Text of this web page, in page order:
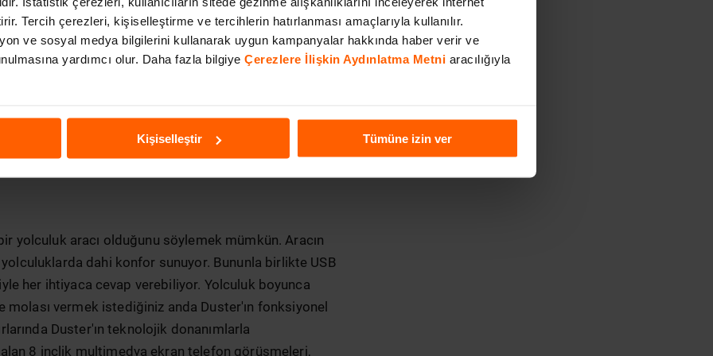
Tercih çerezleri, kişiselleştirme ve tercihlerin hatırlanması amaçlarıyla kullanılır.
ve sosyal medya bilgilerini kullanarak uygun kampanyalar hakkında haber verir ve
yardımcı olur. Daha fazla bilgiye Çerezlere İlişkin Aydınlatma Metni aracılığıyla
Kişiselleştir Tümüne izin ver
seçeneklerle sunulan jant tasarımı aracı daha
bir noktaya taşıyan Dacia Duster tasarımı
olmaya aday. Modüler yapıya sahip olan tavan
ek bir bagaj ihtiyacınız olduğu zamanlarda bu
tüm unsurlarıyla renkli, ihtişamlı ve
yolculuk aracı olduğunu söylemek mümkün. Aracın
yolculuklarda dahi konfor sunuyor. Bununla birlikte USB
her ihtiyaca cevap verebiliyor. Yolculuk boyunca
vermek istediğiniz anda Duster'ın fonksiyonel
Duster'ın teknolojik donanımlarla
8 inçlik multimedya ekran telefon görüşmeleri,